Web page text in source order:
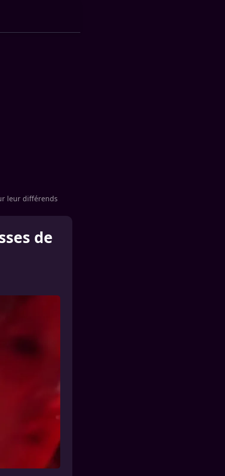
leur différends
de